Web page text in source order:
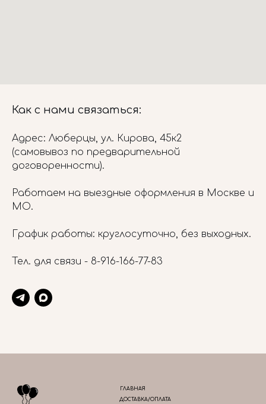
Как с нами связаться:
Адрес: Люберцы, ул. Кирова, 45к2
(самовывоз по предварительной
договоренности).
Работаем на выездные оформления в Москве и
МО.
График работы: круглосуточно, без выходных.
Тел. для связи - 8-916-166-77-83
ГЛАВНАЯ
ДОСТАВКА/ОПЛАТА